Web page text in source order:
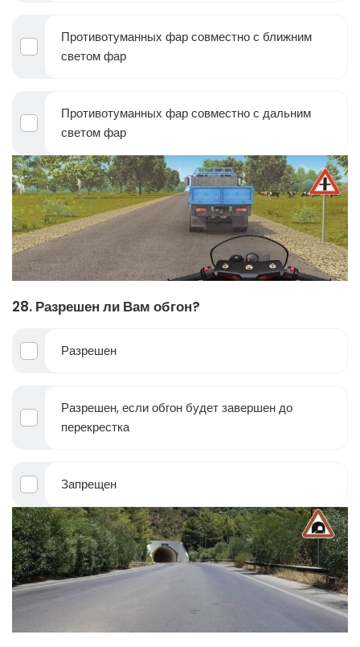
Противотуманных фар совместно с ближним
светом фар
Противотуманных фар совместно с дальним
светом фар
28. Разрешен ли Вам обгон?
Разрешен
Разрешен, если обгон будет завершен до
перекрестка
Запрещен